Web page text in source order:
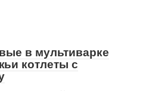
в мультиварке
котлеты с